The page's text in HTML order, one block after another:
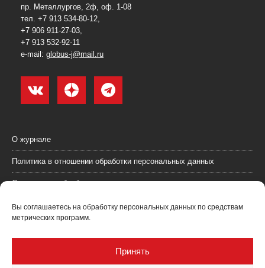
Вы соглашаетесь на обработку персональных данных по средствам
метрических программ.
Принять
пр. Металлургов, 2ф, оф. 1-08
тел. +7 913 534-80-12,
+7 906 911-27-03,
+7 913 532-92-11
e-mail: globus-j@mail.ru
О журнале
Политика в отношении обработки персональных данных
Согласие на обработку персональных данных
Пользовательское соглашение (оферта)